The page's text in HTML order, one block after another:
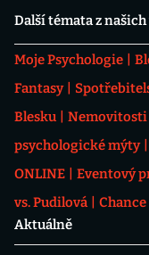
Další témata z
Moje Psychologie
Fantasy
Blesku
Nemovitosti
psychologické mýty
ONLINE
Eventový
vs. Pudilová
Aktuálně